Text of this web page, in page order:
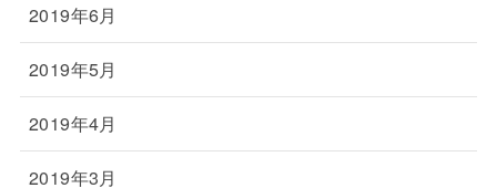
2019年6月
2019年5月
2019年4月
2019年3月